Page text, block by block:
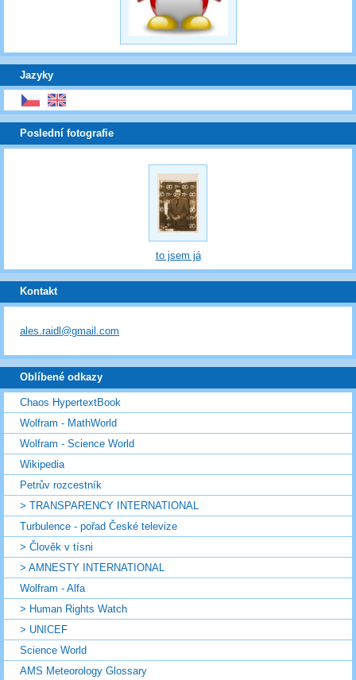
Jazyky
Poslední fotografie
to jsem já
Kontakt
ales.raidl@gmail.com
Oblíbené odkazy
Chaos HypertextBook
Wolfram - MathWorld
Wolfram - Science World
Wikipedia
Petrův rozcestník
> TRANSPARENCY INTERNATIONAL
Turbulence - pořad České televize
> Člověk v tísni
> AMNESTY INTERNATIONAL
Wolfram - Alfa
> Human Rights Watch
> UNICEF
Science World
AMS Meteorology Glossary